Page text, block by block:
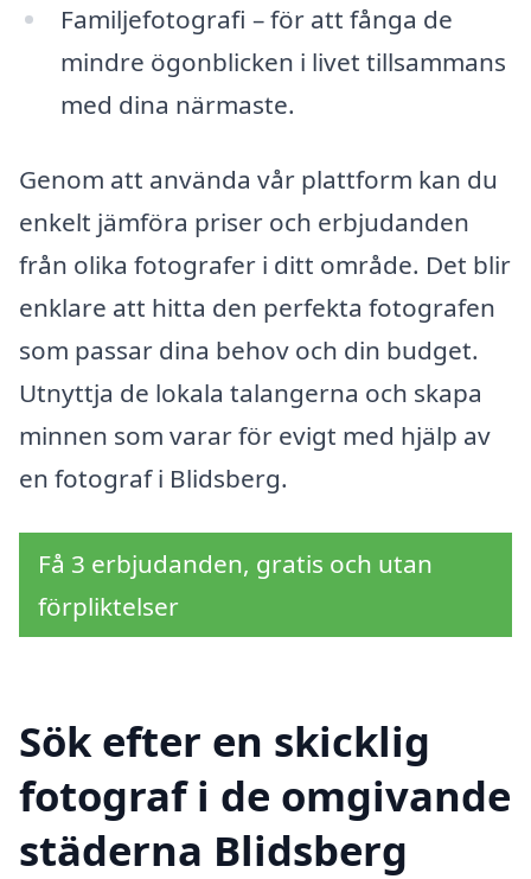
Familjefotografi – för att fånga de
mindre ögonblicken i livet tillsammans
med dina närmaste.
Genom att använda vår plattform kan du
enkelt jämföra priser och erbjudanden
från olika fotografer i ditt område. Det blir
enklare att hitta den perfekta fotografen
som passar dina behov och din budget.
Utnyttja de lokala talangerna och skapa
minnen som varar för evigt med hjälp av
en fotograf i Blidsberg.
Få 3 erbjudanden, gratis och utan
förpliktelser
Sök efter en skicklig
fotograf i de omgivande
städerna Blidsberg